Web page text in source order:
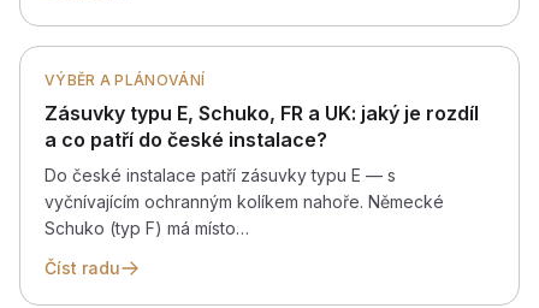
VÝBĚR A PLÁNOVÁNÍ
Zásuvky typu E, Schuko, FR a UK: jaký je rozdíl
a co patří do české instalace?
Do české instalace patří zásuvky typu E — s
vyčnívajícím ochranným kolíkem nahoře. Německé
Schuko (typ F) má místo…
Číst radu